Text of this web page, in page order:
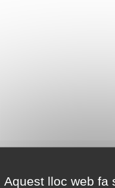
Aquest lloc web fa